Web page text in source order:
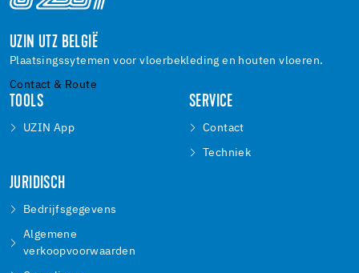
UZIN UTZ BELGIË
Plaatsingssytemen voor vloerbekleding en houten vloeren.
Contact & Route
TOOLS
UZIN App
SERVICE
Contact
Techniek
JURIDISCH
Bedrijfsgegevens
Algemene
verkoopvoorwaarden